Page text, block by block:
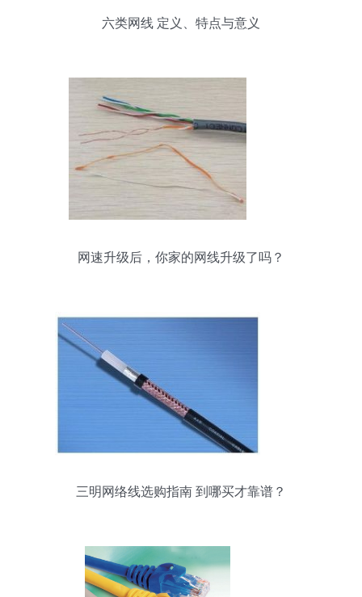
六类网线 定义、特点与意义
网速升级后，你家的网线升级了吗？
三明网络线选购指南 到哪买才靠谱？